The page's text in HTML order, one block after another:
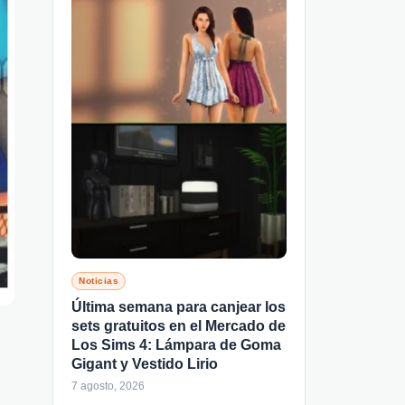
Noticias
Última semana para canjear los
sets gratuitos en el Mercado de
Los Sims 4: Lámpara de Goma
Gigant y Vestido Lirio
7 agosto, 2026